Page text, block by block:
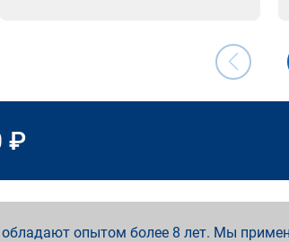
₽
опытом более 8 лет. Мы